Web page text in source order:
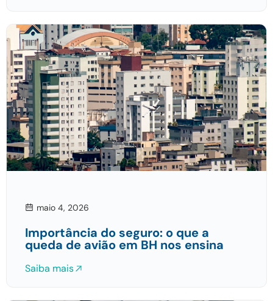
maio 4, 2026
Importância do seguro: o que a
queda de avião em BH nos ensina
Saiba mais